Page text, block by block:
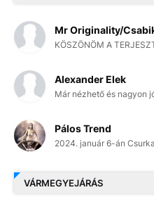
Mr Originality/
KÖSZÖNÖM A
Alexander Elek
Már nézhető és nagyon
Pálos Trend
2024. január 6-án
VÁRMEGYEJÁRÁS